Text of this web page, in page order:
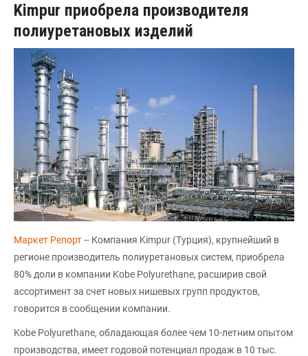
Kimpur приобрела производителя
полиуретановых изделий
Маркет Репорт-- Компания Kimpur (Турция), крупнейший в
регионе производитель полиуретановых систем, приобрела
80% доли в компании Kobe Polyurethane, расширив свой
ассортимент за счет новых нишевых групп продуктов,
говорится в сообщении компании.
Kobe Polyurethane, обладающая более чем 10-летним опытом
производства, имеет годовой потенциал продаж в 10 тыс.